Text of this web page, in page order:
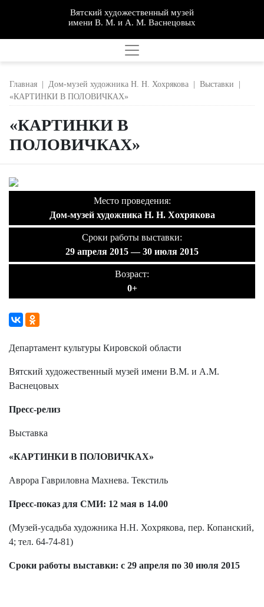
Вятский художественный музей
имени В. М. и А. М. Васнецовых
Главная | Дом-музей художника Н. Н. Хохрякова | Выставки |
«КАРТИНКИ В ПОЛОВИЧКАХ»
«КАРТИНКИ В
ПОЛОВИЧКАХ»
Место проведения:
Дом-музей художника Н. Н. Хохрякова
Сроки работы выставки:
29 апреля 2015 — 30 июля 2015
Возраст:
0+
Департамент культуры Кировской области
Вятский художественный музей имени В.М. и А.М.
Васнецовых
Пресс-релиз
Выставка
«КАРТИНКИ В ПОЛОВИЧКАХ»
Аврора Гавриловна Махнева. Текстиль
Пресс-показ для СМИ: 12 мая в 14.00
(Музей-усадьба художника Н.Н. Хохрякова, пер. Копанский,
4; тел. 64-74-81)
Сроки работы выставки: с 29 апреля по 30 июля 2015